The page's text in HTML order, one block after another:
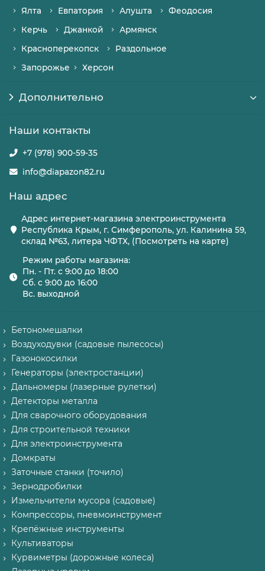
Ялта
Евпатория Алушта
Феодосия
Керчь
Джанкой
Армянск
Красноперекопск
Раздольное
Запорожье
Херсон
Дополнительно
Наши контакты
+7 (978) 900-59-35
info@diapazon82.ru
Наш адрес
Адрес интернет-магазина электроинструмента
Республика Крым, г. Симферополь, ул. Калинина 59,
склад №63, литера ЧФТХ, (Посмотреть на карте)
Режим работы магазина:
Пн. - Пт. с 9:00 до 18:00
Сб. с 9:00 до 16:00
Вс. выходной
Бетономешалки
Воздуходувки (садовые пылесосы)
Газонокосилки
Генераторы (электростанции)
Дальномеры (лазерные рулетки)
Детекторы металла
Для сварочного оборудования
Для строительной техники
Для электроинструмента
Домкраты
Заточные станки (точило)
Зернодробилки
Измельчители мусора (садовые)
Компрессоры, пневмоинструмент
Крепёжные инструменты
Культиваторы
Курвиметры (дорожные колеса)